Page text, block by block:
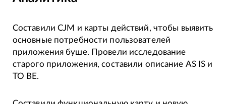
Составили CJM и карты действий, чтобы выявить
основные потребности пользователей
приложения буше. Провели исследование
старого приложения, составили описание AS IS и
TO BE.